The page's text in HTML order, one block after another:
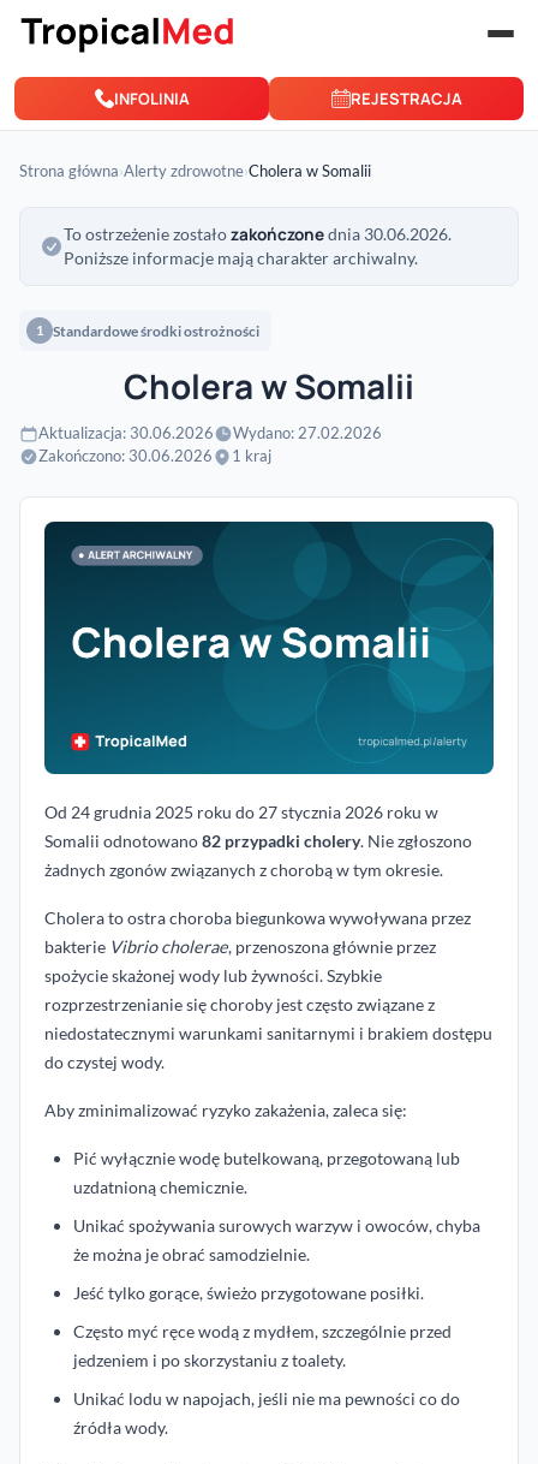
Przejdź do treści
INFOLINIA REJESTRACJA
Strona główna›Alerty zdrowotne›Cholera w Somalii
To ostrzeżenie zostałozakończonednia 30.06.2026.
Poniższe informacje mają charakter archiwalny.
1 Standardowe środki ostrożności
Cholera w Somalii
Aktualizacja: 30.06.2026
Wydano: 27.02.2026
Zakończono: 30.06.2026
1 kraj
Od 24 grudnia 2025 roku do 27 stycznia 2026 roku w
Somalii odnotowano82 przypadki cholery. Nie zgłoszono
żadnych zgonów związanych z chorobą w tym okresie.
Cholera to ostra choroba biegunkowa wywoływana przez
bakterie Vibrio cholerae, przenoszona głównie przez
spożycie skażonej wody lub żywności. Szybkie
rozprzestrzenianie się choroby jest często związane z
niedostatecznymi warunkami sanitarnymi i brakiem dostępu
do czystej wody.
Aby zminimalizować ryzyko zakażenia, zaleca się:
Pić wyłącznie wodę butelkowaną, przegotowaną lub
uzdatnioną chemicznie.
Unikać spożywania surowych warzyw i owoców, chyba
że można je obrać samodzielnie.
Jeść tylko gorące, świeżo przygotowane posiłki.
Często myć ręce wodą z mydłem, szczególnie przed
jedzeniem i po skorzystaniu z toalety.
Unikać lodu w napojach, jeśli nie ma pewności co do
źródła wody.